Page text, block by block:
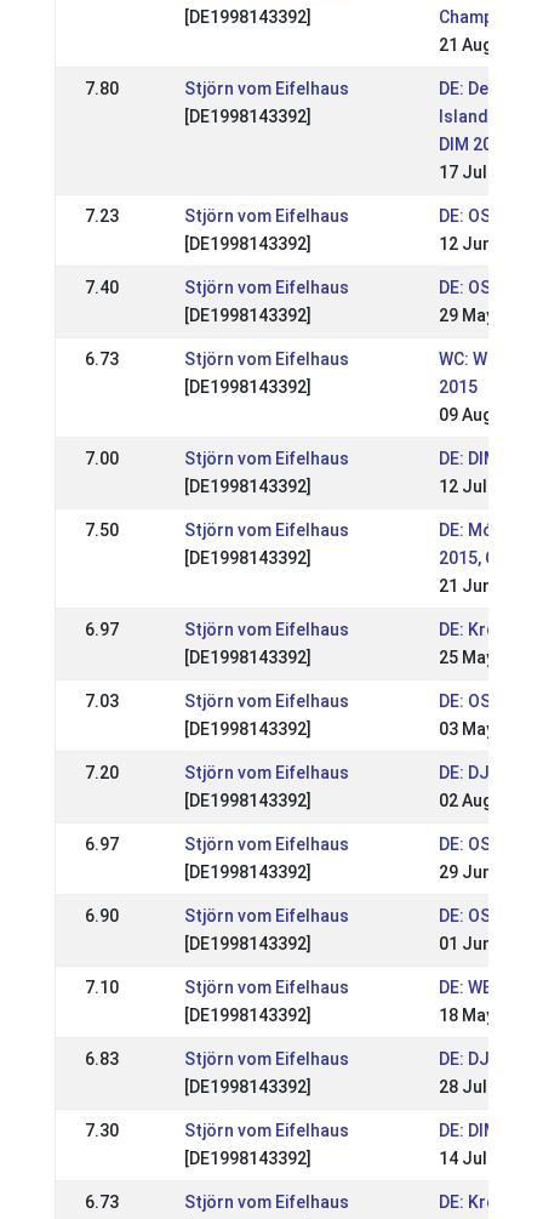
[DE1998143392]
21 Aug 2016
7.80
Stjörn vom Eifelhaus
[DE1998143392]
DE: Deutsche
DIM 2016
17 Jul 2016
7.23
Stjörn vom Eifelhaus
[DE1998143392]
DE: OSI
12 Jun 2016
7.40
Stjörn vom Eifelhaus
[DE1998143392]
DE: OSI
29 May 2016
6.73
Stjörn vom Eifelhaus
[DE1998143392]
WC: World
2015
09 Aug 2015
7.00
Stjörn vom Eifelhaus
[DE1998143392]
DE: DIM 2015
12 Jul 2015
7.50
Stjörn vom Eifelhaus
[DE1998143392]
DE:
2015, OSI &
21 Jun 2015
6.97
Stjörn vom Eifelhaus
[DE1998143392]
DE:
25 May 2015
7.03
Stjörn vom Eifelhaus
[DE1998143392]
DE: OSI
03 May 2015
7.20
Stjörn vom Eifelhaus
[DE1998143392]
DE: DJIM
02 Aug 2014
6.97
Stjörn vom Eifelhaus
[DE1998143392]
DE: OSI
29 Jun 2014
6.90
Stjörn vom Eifelhaus
[DE1998143392]
DE: OSI
01 Jun 2014
7.10
Stjörn vom Eifelhaus
[DE1998143392]
DE: WEM &
18 May 2014
6.83
Stjörn vom Eifelhaus
[DE1998143392]
DE: DJIM
28 Jul 2013
7.30
Stjörn vom Eifelhaus
[DE1998143392]
DE: DIM 2013
14 Jul 2013
6.73
Stjörn vom Eifelhaus
DE: